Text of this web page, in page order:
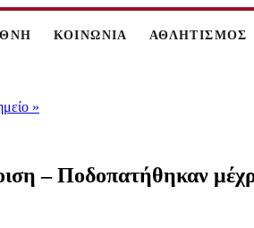
ΚΟΙΝΩΝΙΑ ΑΘΛΗΤΙΣΜΟΣ
»
– Ποδοπατήθηκαν